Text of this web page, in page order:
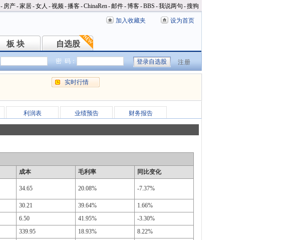
- 房产-家居-女人 -视频-播客-ChinaRen-邮件-博客-BBS -我说两句 -搜狗
加入收藏夹 设为首页
板 块
板 块 自选股
自选股
密 码： 注册
实时行情
利润表 业绩预告 财务报告
成本 毛利率
同比变化
34.65 20.08% -7.37%
30.21 39.64%
1.66%
6.50 41.95%
-3.30%
339.95 18.93%
8.22%